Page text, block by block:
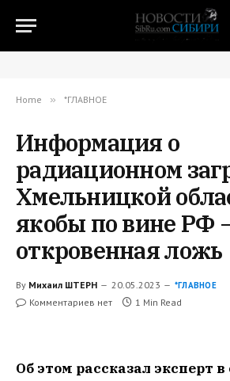
Home » *ГЛАВНОЕ
Информация о
радиационном
Хмельницкой
якобы по вине РФ
откровенная ложь
By Михаил ШТЕРН 20.05.2023 *ГЛАВНОЕ
Комментариев нет 1 Min Read
Об этом рассказал эксперт в